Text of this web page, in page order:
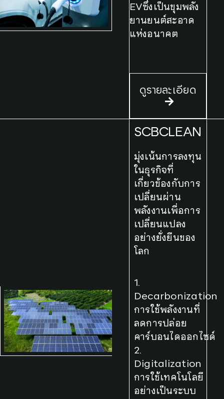
EV​ซึ่งเป็นขุมพลัง
ยานยนต์สะอาด
แห่งอนาคต​
ดูรายละเอียด
SCBCLEAN
มุ่งเน้นการลงทุน
ในธุรกิจที่
เกี่ยวข้องกับการ
เปลี่ยนผ่าน
พลังงานเพื่อการ
เปลี่ยนแปลง
อย่างยั่งยืนของ
โลก
1.
Decarbonization
การใช้พลังงานที่
ลดการปล่อย
คาร์บอนไดออกไซด์
2.
Digitalization
การใช้เทคโนโลยี
อย่างเป็นระบบ